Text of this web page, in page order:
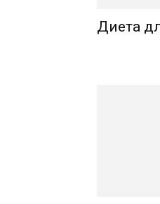
Диета